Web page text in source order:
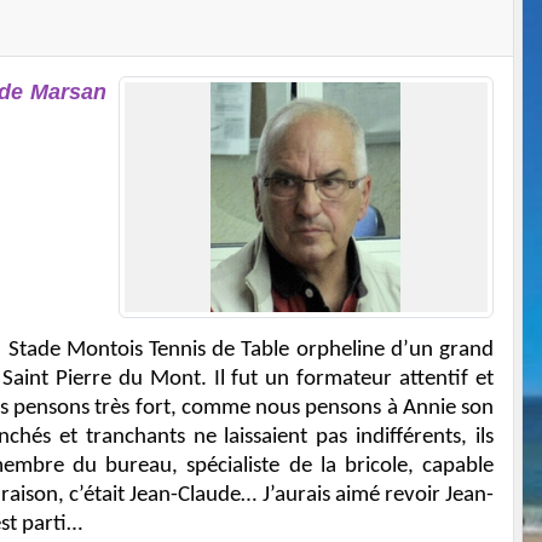
Marsan
Montois Tennis de Table orpheline d’un grand
Saint Pierre du Mont. Il fut un formateur attentif et
pensons très fort, comme nous pensons à Annie son
et tranchants ne laissaient pas indifférents, ils
du bureau, spécialiste de la bricole, capable
c’était Jean-Claude… J’aurais aimé revoir Jean-
parti…